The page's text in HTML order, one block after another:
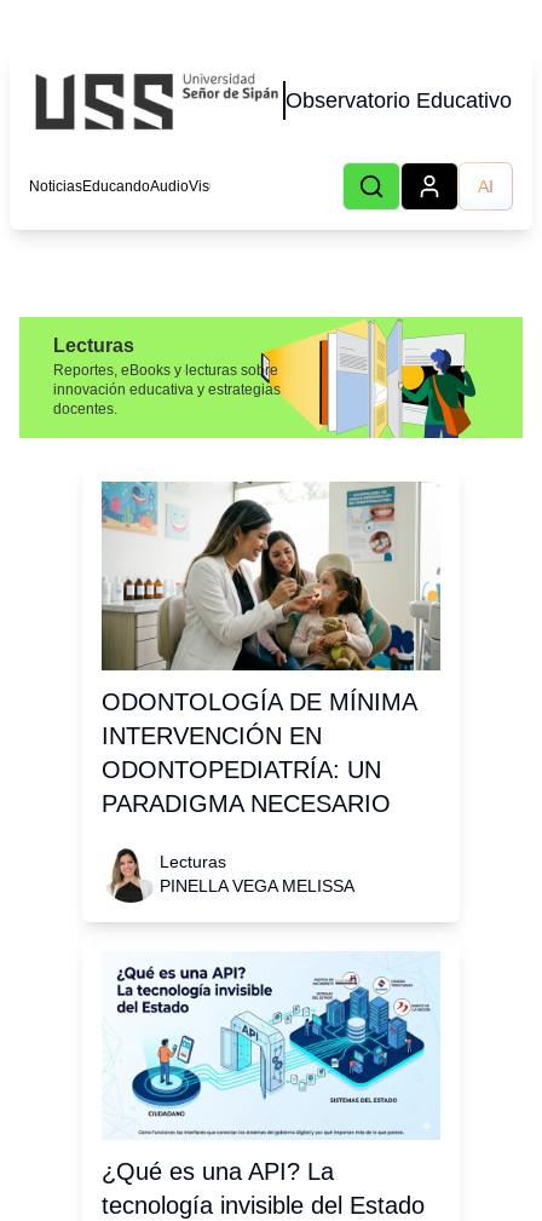
Observatorio Educativo
NoticiasEducandoAudioVisual Autores Eventos CHOTAI
Lecturas
Reportes, eBooks y lecturas sobre
innovación educativa y estrategias
docentes.
ODONTOLOGÍA DE MÍNIMA
INTERVENCIÓN EN
ODONTOPEDIATRÍA: UN
PARADIGMA NECESARIO
Lecturas
PINELLA VEGA MELISSA
¿Qué es una API? La
tecnología invisible del Estado